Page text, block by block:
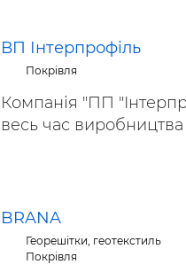
ВП Інтерпрофіль
Покрівля
Компанія "ПП
весь час
BRANA
Георешітки, геотекстиль
Покрівля